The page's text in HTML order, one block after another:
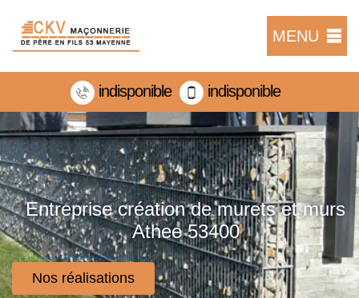
MENU
indisponible indisponible
Entreprise création de murets et murs
Athee 53400
Nos réalisations